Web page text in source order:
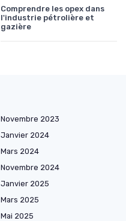
Comprendre les opex dans
l'industrie pétrolière et
gazière
Novembre 2023
Janvier 2024
Mars 2024
Novembre 2024
Janvier 2025
Mars 2025
Mai 2025